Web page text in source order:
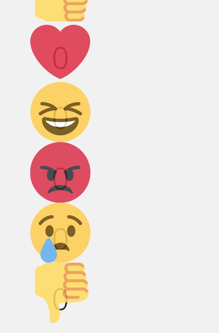
0
Лайк!
0
Дикий смех!
0
Агрессия!
0
Грусть :(
0
Палец вниз!